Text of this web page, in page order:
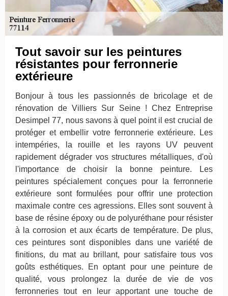
Tout savoir sur les peintures
résistantes pour ferronnerie
extérieure
Bonjour à tous les passionnés de bricolage et de
rénovation de Villiers Sur Seine ! Chez Entreprise
Desimpel 77, nous savons à quel point il est crucial de
protéger et embellir votre ferronnerie extérieure. Les
intempéries, la rouille et les rayons UV peuvent
rapidement dégrader vos structures métalliques, d'où
l'importance de choisir la bonne peinture. Les
peintures spécialement conçues pour la ferronnerie
extérieure sont formulées pour offrir une protection
maximale contre ces agressions. Elles sont souvent à
base de résine époxy ou de polyuréthane pour résister
à la corrosion et aux écarts de température. De plus,
ces peintures sont disponibles dans une variété de
finitions, du mat au brillant, pour satisfaire tous vos
goûts esthétiques. En optant pour une peinture de
qualité, vous prolongez la durée de vie de vos
ferronneries tout en leur apportant une touche de